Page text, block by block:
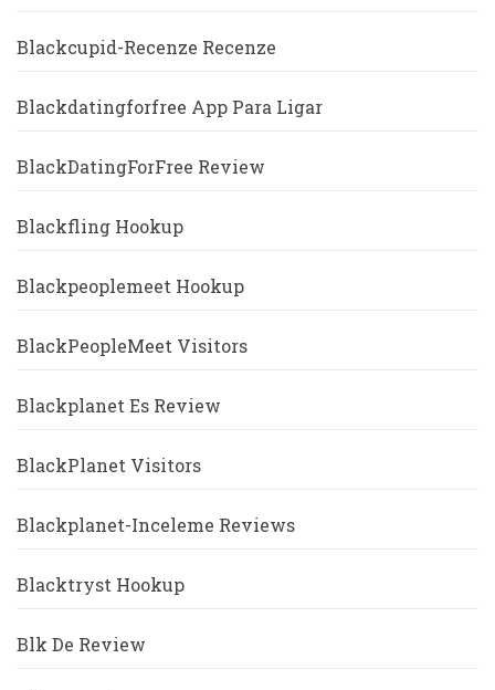
Blackcupid-Recenze Recenze
Blackdatingforfree App Para Ligar
BlackDatingForFree Review
Blackfling Hookup
Blackpeoplemeet Hookup
BlackPeopleMeet Visitors
Blackplanet Es Review
BlackPlanet Visitors
Blackplanet-Inceleme Reviews
Blacktryst Hookup
Blk De Review